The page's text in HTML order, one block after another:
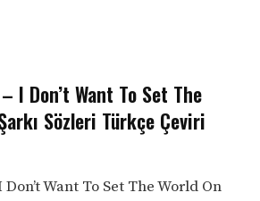
I Don’t Want To Set The
Sözleri Türkçe Çeviri
Want To Set The World On